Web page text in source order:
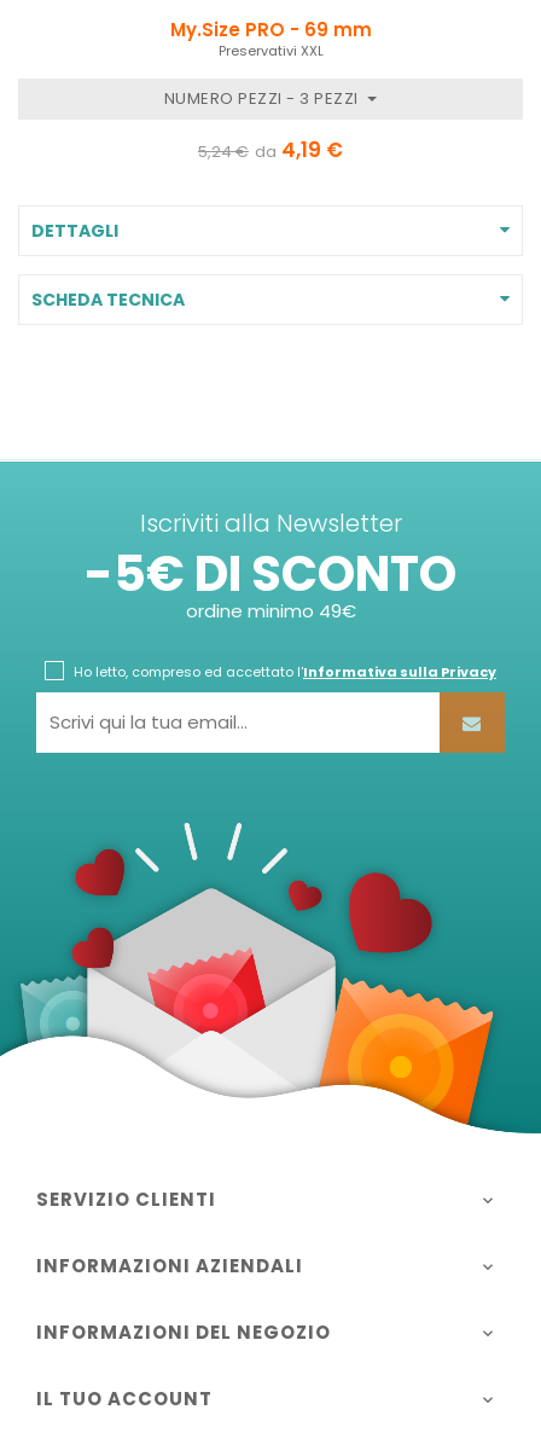
My.Size PRO - 69 mm
Preservativi XXL
NUMERO PEZZI - 3 PEZZI
5,24 € da 4,19 €
DETTAGLI
SCHEDA TECNICA
Iscriviti alla Newsletter
-5€ DI SCONTO
ordine minimo 49€
Ho letto, compreso ed accettato l'Informativa sulla Privacy
SERVIZIO CLIENTI 
INFORMAZIONI AZIENDALI 
INFORMAZIONI DEL NEGOZIO 
IL TUO ACCOUNT 